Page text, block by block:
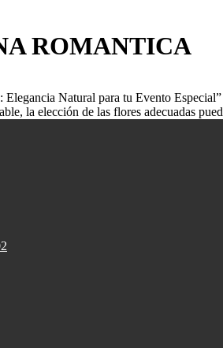
ROMANTICA
Elegancia Natural para tu Evento
la elección de las flores adecuadas